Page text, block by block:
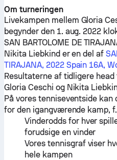
Om turneringen
Livekampen mellem Gloria
begynder den 1. aug. 2022
SAN BARTOLOME DE
Nikita Liebkind er en del af
TIRAJANA, 2022 Spain 16A,
Resultaterne af tidligere
Gloria Ceschi og Nikita
På vores tenniseventside
for den igangværende kamp,
Vinderodds for hver
forudsige en vinder
Vores tennisgraf viser
hele kampen